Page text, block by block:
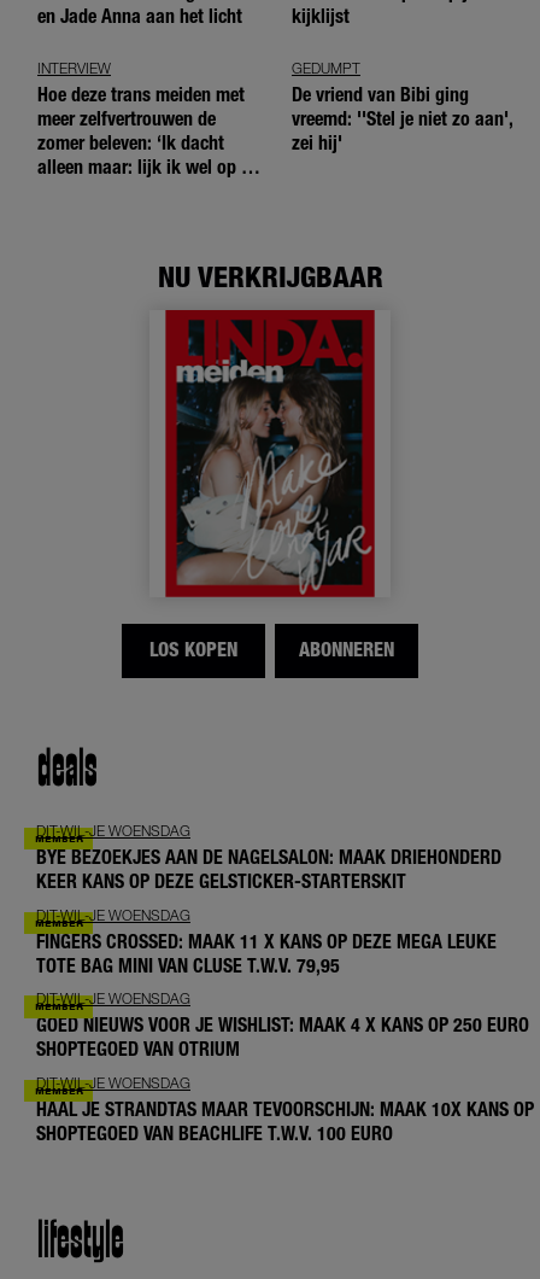
en Jade Anna aan het licht
kijklijst
INTERVIEW
Hoe deze trans meiden met
meer zelfvertrouwen de
zomer beleven: ‘Ik dacht
alleen maar: lijk ik wel op de
GEDUMPT
De vriend van Bibi ging
vreemd: ''Stel je niet zo aan',
zei hij'
NU VERKRIJGBAAR
LOS KOPEN ABONNEREN
deals
DIT-WIL-JE WOENSDAG
BYE BEZOEKJES AAN DE NAGELSALON: MAAK DRIEHONDERD
KEER KANS OP DEZE GELSTICKER-STARTERSKIT
DIT-WIL-JE WOENSDAG
FINGERS CROSSED: MAAK 11 X KANS OP DEZE MEGA LEUKE
TOTE BAG MINI VAN CLUSE T.W.V. 79,95
DIT-WIL-JE WOENSDAG
GOED NIEUWS VOOR JE WISHLIST: MAAK 4 X KANS OP 250 EURO
SHOPTEGOED VAN OTRIUM
DIT-WIL-JE WOENSDAG
HAAL JE STRANDTAS MAAR TEVOORSCHIJN: MAAK 10X KANS OP
SHOPTEGOED VAN BEACHLIFE T.W.V. 100 EURO
lifestyle